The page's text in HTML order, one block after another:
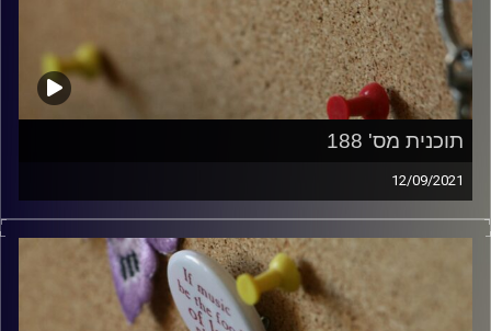
תוכנית מס' 188
12/09/2021
קלאסיקות רוק עם אורן הוף.
włodi